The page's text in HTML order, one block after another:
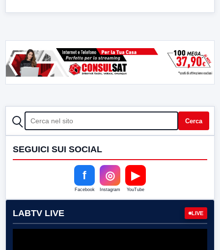
CERCA Cerca
SEGUICI SUI SOCIAL
f
Facebook
◎
Instagram
▶
YouTube
LABTV LIVE LIVE